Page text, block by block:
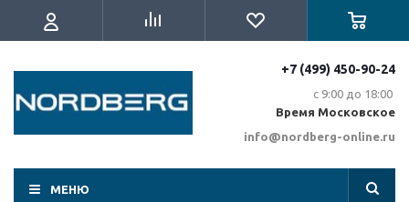
+7 (499) 450-90-24
с 9:00 до 18:00
Время Московское
info@nordberg-online.ru
МЕНЮ